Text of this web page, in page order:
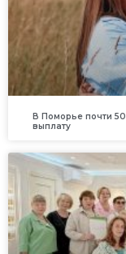
В Поморье почти
выплату